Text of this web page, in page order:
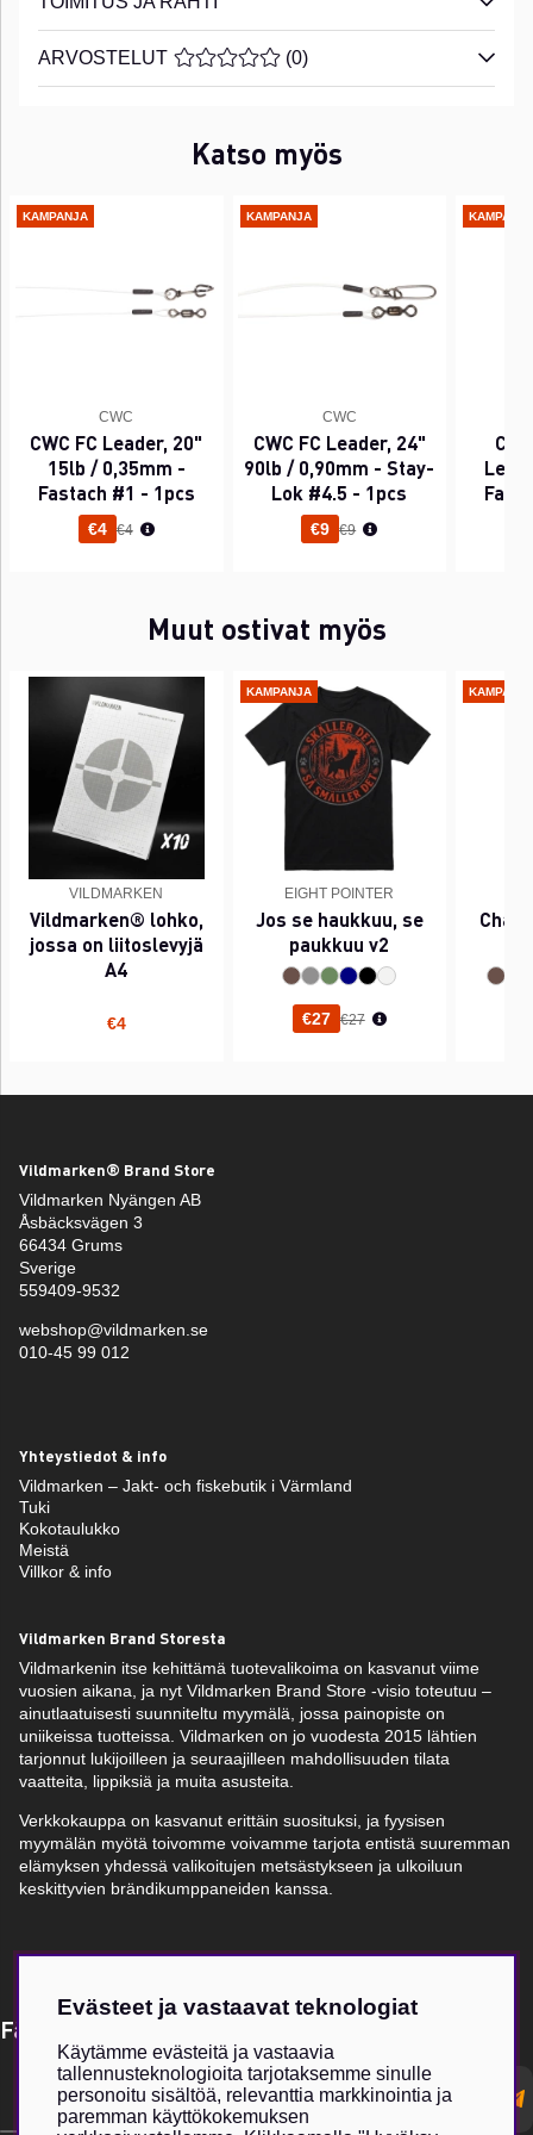
ARVOSTELUT KESKIARVOLUOKITUS 0 / 5
(0)
Katso myös
KAMPANJA
CWC
CWC FC Leader, 20"
15lb / 0,35mm -
Fastach #1 - 1pcs
€4 Normaali hinta
€4
KAMPANJA
CWC
CWC FC Leader, 24"
90lb / 0,90mm - Stay-
Lok #4.5 - 1pcs
€9 Normaali hinta
€9
Muut ostivat myös
VILDMARKEN
Vildmarken® lohko,
jossa on liitoslevyjä
A4
€4
KAMPANJA
EIGHT POINTER
Jos se haukkuu, se
paukkuu v2
€27 Normaali hinta
€27
Vildmarken® Brand Store
Vildmarken Nyängen AB
Åsbäcksvägen 3
66434 Grums
Sverige
559409-9532
webshop@vildmarken.se
010-45 99 012
Yhteystiedot & info
Vildmarken – Jakt- och fiskebutik i Värmland
Tuki
Kokotaulukko
Meistä
Villkor & info
Vildmarken Brand Storesta
Vildmarkenin itse kehittämä tuotevalikoima on kasvanut viime
vuosien aikana, ja nyt Vildmarken Brand Store -visio toteutuu –
ainutlaatuisesti suunniteltu myymälä, jossa painopiste on
uniikeissa tuotteissa. Vildmarken on jo vuodesta 2015 lähtien
tarjonnut lukijoilleen ja seuraajilleen mahdollisuuden tilata
vaatteita, lippiksiä ja muita asusteita.
Verkkokauppa on kasvanut erittäin suosituksi, ja fyysisen
myymälän myötä toivomme voivamme tarjota entistä suuremman
elämyksen yhdessä valikoitujen metsästykseen ja ulkoiluun
keskittyvien brändikumppaneiden kanssa.
Få Magasin Vildmarken direkt till din e-post!*
postadress
Evästeet ja vastaavat teknologiat
Käytämme evästeitä ja vastaavia
tallennusteknologioita tarjotaksemme sinulle
personoitu sisältöä, relevanttia markkinointia ja
paremman käyttökokemuksen